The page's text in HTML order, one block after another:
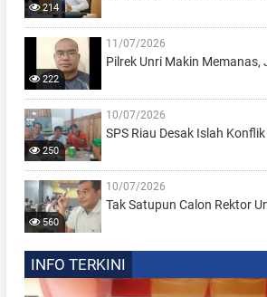
214
222
11/07/2026
Pilrek Unri Makin Memanas,
250
10/07/2026
SPS Riau Desak Islah
560
10/07/2026
Tak Satupun Calon Rektor
INFO TERKINI